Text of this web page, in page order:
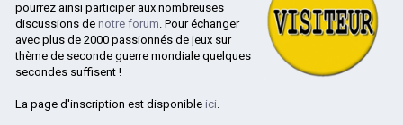
pourrez ainsi participer aux nombreuses
discussions de notre forum. Pour échanger
avec plus de 2000 passionnés de jeux sur
thème de seconde guerre mondiale quelques
secondes suffisent !
La page d'inscription est disponible ici.